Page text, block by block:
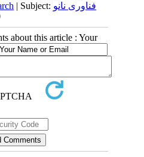
| Subject: فناوری نانو
about this article : Your